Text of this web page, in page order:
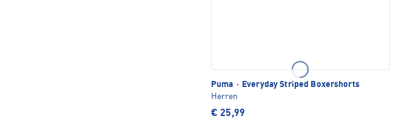
Puma ·
Everyday Striped Boxershorts
Herren
€ 25,99